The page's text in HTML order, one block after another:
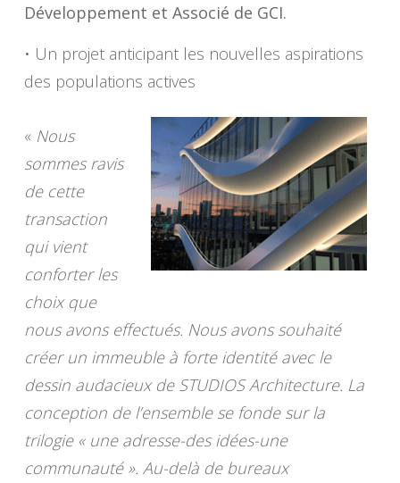
Développement et Associé de GCI.
• Un projet anticipant les nouvelles aspirations
des populations actives
« Nous
sommes ravis
de cette
transaction
qui vient
conforter les
choix que
nous avons effectués. Nous avons souhaité
créer un immeuble à forte identité avec le
dessin audacieux de STUDIOS Architecture. La
conception de l’ensemble se fonde sur la
trilogie « une adresse-des idées-une
communauté ». Au-delà de bureaux